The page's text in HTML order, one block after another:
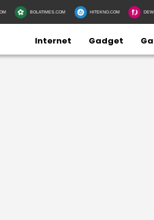
BOLATIMES.COM HITEKNO.COM
Internet Gadget